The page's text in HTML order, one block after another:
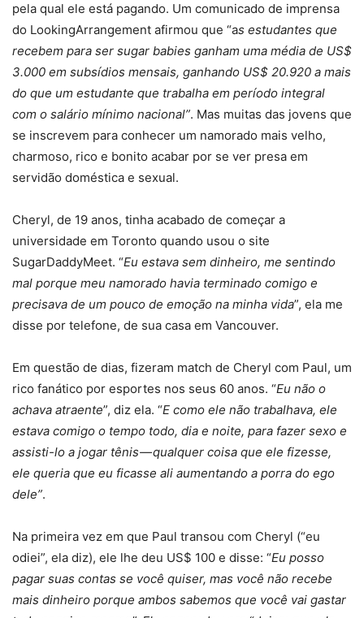
pela qual ele está pagando. Um comunicado de imprensa
do LookingArrangement afirmou que “as estudantes que
recebem para ser sugar babies ganham uma média de US$
3.000 em subsídios mensais, ganhando US$ 20.920 a mais
do que um estudante que trabalha em período integral
com o salário mínimo nacional”. Mas muitas das jovens que
se inscrevem para conhecer um namorado mais velho,
charmoso, rico e bonito acabar por se ver presa em
servidão doméstica e sexual.
Cheryl, de 19 anos, tinha acabado de começar a
universidade em Toronto quando usou o site
SugarDaddyMeet. “Eu estava sem dinheiro, me sentindo
mal porque meu namorado havia terminado comigo e
precisava de um pouco de emoção na minha vida”, ela me
disse por telefone, de sua casa em Vancouver.
Em questão de dias, fizeram match de Cheryl com Paul, um
rico fanático por esportes nos seus 60 anos. “Eu não o
achava atraente”, diz ela. “E como ele não trabalhava, ele
estava comigo o tempo todo, dia e noite, para fazer sexo e
assisti-lo a jogar tênis — qualquer coisa que ele fizesse,
ele queria que eu ficasse ali aumentando a porra do ego
dele”.
Na primeira vez em que Paul transou com Cheryl (“eu
odiei”, ela diz), ele lhe deu US$ 100 e disse: “Eu posso
pagar suas contas se você quiser, mas você não recebe
mais dinheiro porque ambos sabemos que você vai gastar